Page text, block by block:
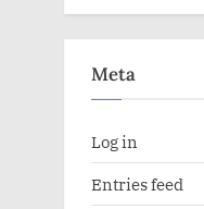
Meta
Log in
Entries feed